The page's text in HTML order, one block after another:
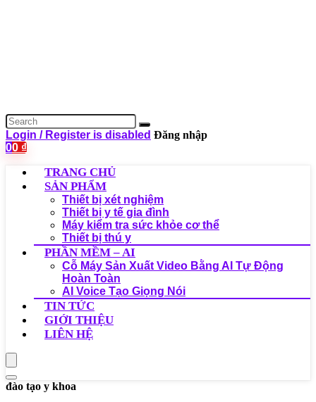
Login / Register is disabled Đăng nhập
00 ₫
TRANG CHỦ
SẢN PHẨM
Thiết bị xét nghiệm
Thiết bị y tế gia đình
Máy kiểm tra sức khỏe cơ thể
Thiết bị thú y
PHẦN MỀM – AI
Cỗ Máy Sản Xuất Video Bằng AI Tự Động
Hoàn Toàn
AI Voice Tạo Giọng Nói
TIN TỨC
GIỚI THIỆU
LIÊN HỆ
đào tạo y khoa